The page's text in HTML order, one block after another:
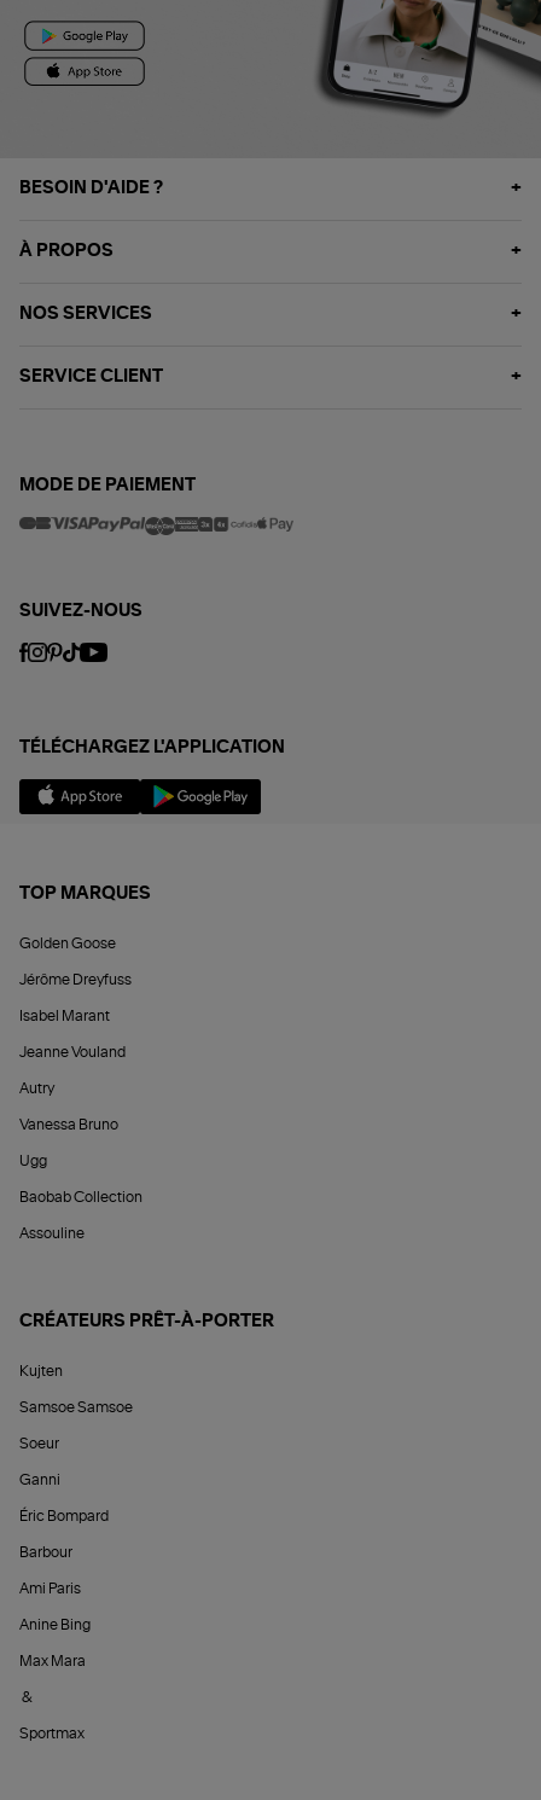
BESOIN D'AIDE ?
À PROPOS
NOS SERVICES
SERVICE CLIENT
MODE DE PAIEMENT
SUIVEZ-NOUS
TÉLÉCHARGEZ L'APPLICATION
TOP MARQUES
Golden Goose
Jérôme Dreyfuss
Isabel Marant
Jeanne Vouland
Autry
Vanessa Bruno
Ugg
Baobab Collection
Assouline
CRÉATEURS PRÊT-À-PORTER
Kujten
Samsoe Samsoe
Soeur
Ganni
Éric Bompard
Barbour
Ami Paris
Anine Bing
Max Mara
&
Sportmax